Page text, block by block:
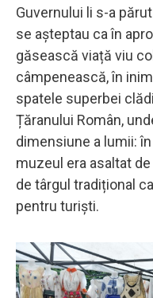
Guvernului li s-a
se așteptau ca în
găsească viață viu
câmpenească, în
spatele superbei
Țăranului Român,
dimensiune a lumii:
muzeul era asaltat
de târgul tradițional
pentru turiști.